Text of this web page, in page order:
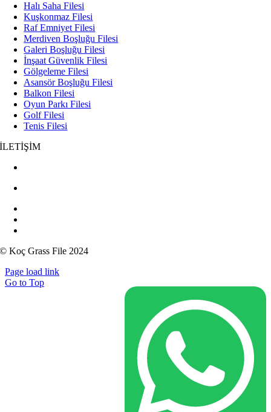
Halı Saha Filesi
Kuşkonmaz Filesi
Raf Emniyet Filesi
Merdiven Boşluğu Filesi
Galeri Boşluğu Filesi
İnşaat Güvenlik Filesi
Gölgeleme Filesi
Asansör Boşluğu Filesi
Balkon Filesi
Oyun Parkı Filesi
Golf Filesi
Tenis Filesi
İLETİŞİM
© Koç Grass File 2024
Page load link
Go to Top